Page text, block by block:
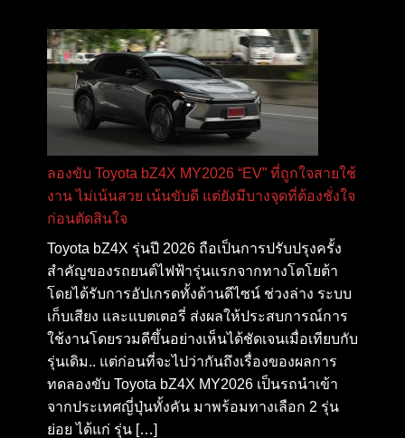
ลองขับ Toyota bZ4X MY2026 “EV” ที่ถูกใจสายใช้
งาน ไม่เน้นสวย เน้นขับดี แต่ยังมีบางจุดที่ต้องชั่งใจ
ก่อนตัดสินใจ
Toyota bZ4X รุ่นปี 2026 ถือเป็นการปรับปรุงครั้ง
สำคัญของรถยนต์ไฟฟ้ารุ่นแรกจากทางโตโยต้า
โดยได้รับการอัปเกรดทั้งด้านดีไซน์ ช่วงล่าง ระบบ
เก็บเสียง และแบตเตอรี่ ส่งผลให้ประสบการณ์การ
ใช้งานโดยรวมดีขึ้นอย่างเห็นได้ชัดเจนเมื่อเทียบกับ
รุ่นเดิม.. แต่ก่อนที่จะไปว่ากันถึงเรื่องของผลการ
ทดลองขับ Toyota bZ4X MY2026 เป็นรถนำเข้า
จากประเทศญี่ปุ่นทั้งคัน มาพร้อมทางเลือก 2 รุ่น
ย่อย ได้แก่ รุ่น […]